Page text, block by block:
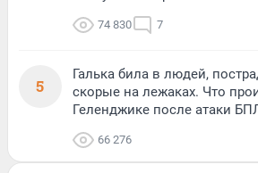
74 830 7
5
Галька била в людей,
скорые на лежаках. Что
Геленджике после атаки
66 276